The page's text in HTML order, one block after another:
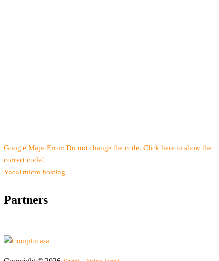
Google Maps Error: Do not change the code. Click here to show the
correct code!
Yacal micro hosting
Partners